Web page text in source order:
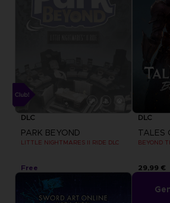
DLC
PARK BEYOND
LITTLE NIGHTMARES II RIDE DLC
Free
DLC
TALES
BEYOND
29,99 €